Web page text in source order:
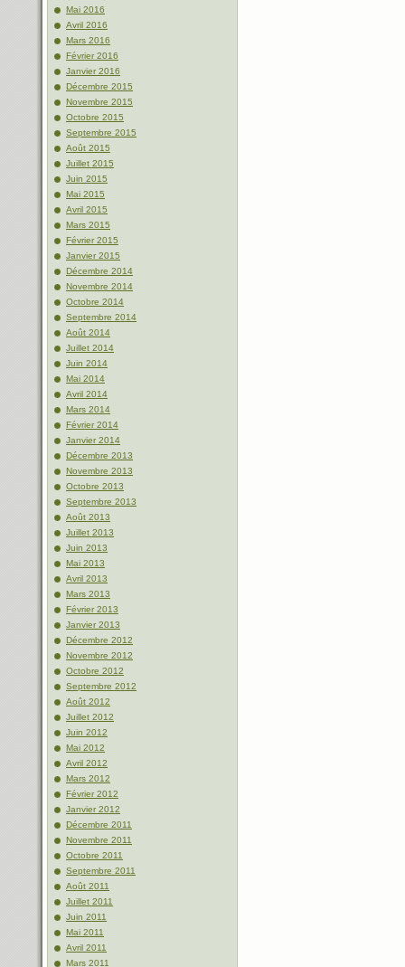
Mai 2016
Avril 2016
Mars 2016
Février 2016
Janvier 2016
Décembre 2015
Novembre 2015
Octobre 2015
Septembre 2015
Août 2015
Juillet 2015
Juin 2015
Mai 2015
Avril 2015
Mars 2015
Février 2015
Janvier 2015
Décembre 2014
Novembre 2014
Octobre 2014
Septembre 2014
Août 2014
Juillet 2014
Juin 2014
Mai 2014
Avril 2014
Mars 2014
Février 2014
Janvier 2014
Décembre 2013
Novembre 2013
Octobre 2013
Septembre 2013
Août 2013
Juillet 2013
Juin 2013
Mai 2013
Avril 2013
Mars 2013
Février 2013
Janvier 2013
Décembre 2012
Novembre 2012
Octobre 2012
Septembre 2012
Août 2012
Juillet 2012
Juin 2012
Mai 2012
Avril 2012
Mars 2012
Février 2012
Janvier 2012
Décembre 2011
Novembre 2011
Octobre 2011
Septembre 2011
Août 2011
Juillet 2011
Juin 2011
Mai 2011
Avril 2011
Mars 2011